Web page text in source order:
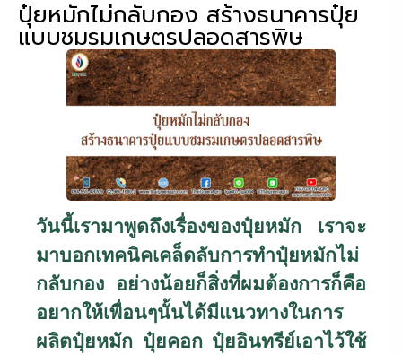
ปุ๋ยหมักไม่กลับกอง สร้างธนาคารปุ๋ย
แบบชมรมเกษตรปลอดสารพิษ
วันนี้เรามาพูดถึงเรื่องของปุ๋ยหมัก เราจะ
มาบอกเทคนิคเคล็ดลับการทำปุ๋ยหมักไม่
กลับกอง อย่างน้อยก็สิ่งที่ผมต้องการก็คือ
อยากให้เพื่อนๆนั้นได้มีแนวทางในการ
ผลิตปุ๋ยหมัก ปุ๋ยคอก ปุ๋ยอินทรีย์เอาไว้ใช้